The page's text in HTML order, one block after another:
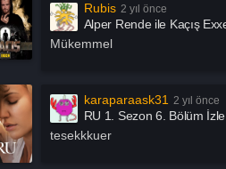
Arabeskin Aşık
Asla Vazgeçme
Özgürsün
Rubis 2 yıl önce
Mükemmel
karaparaask31 2 yıl önce
RU 1. Sezon 6. Bölüm İzle
tesekkkuer